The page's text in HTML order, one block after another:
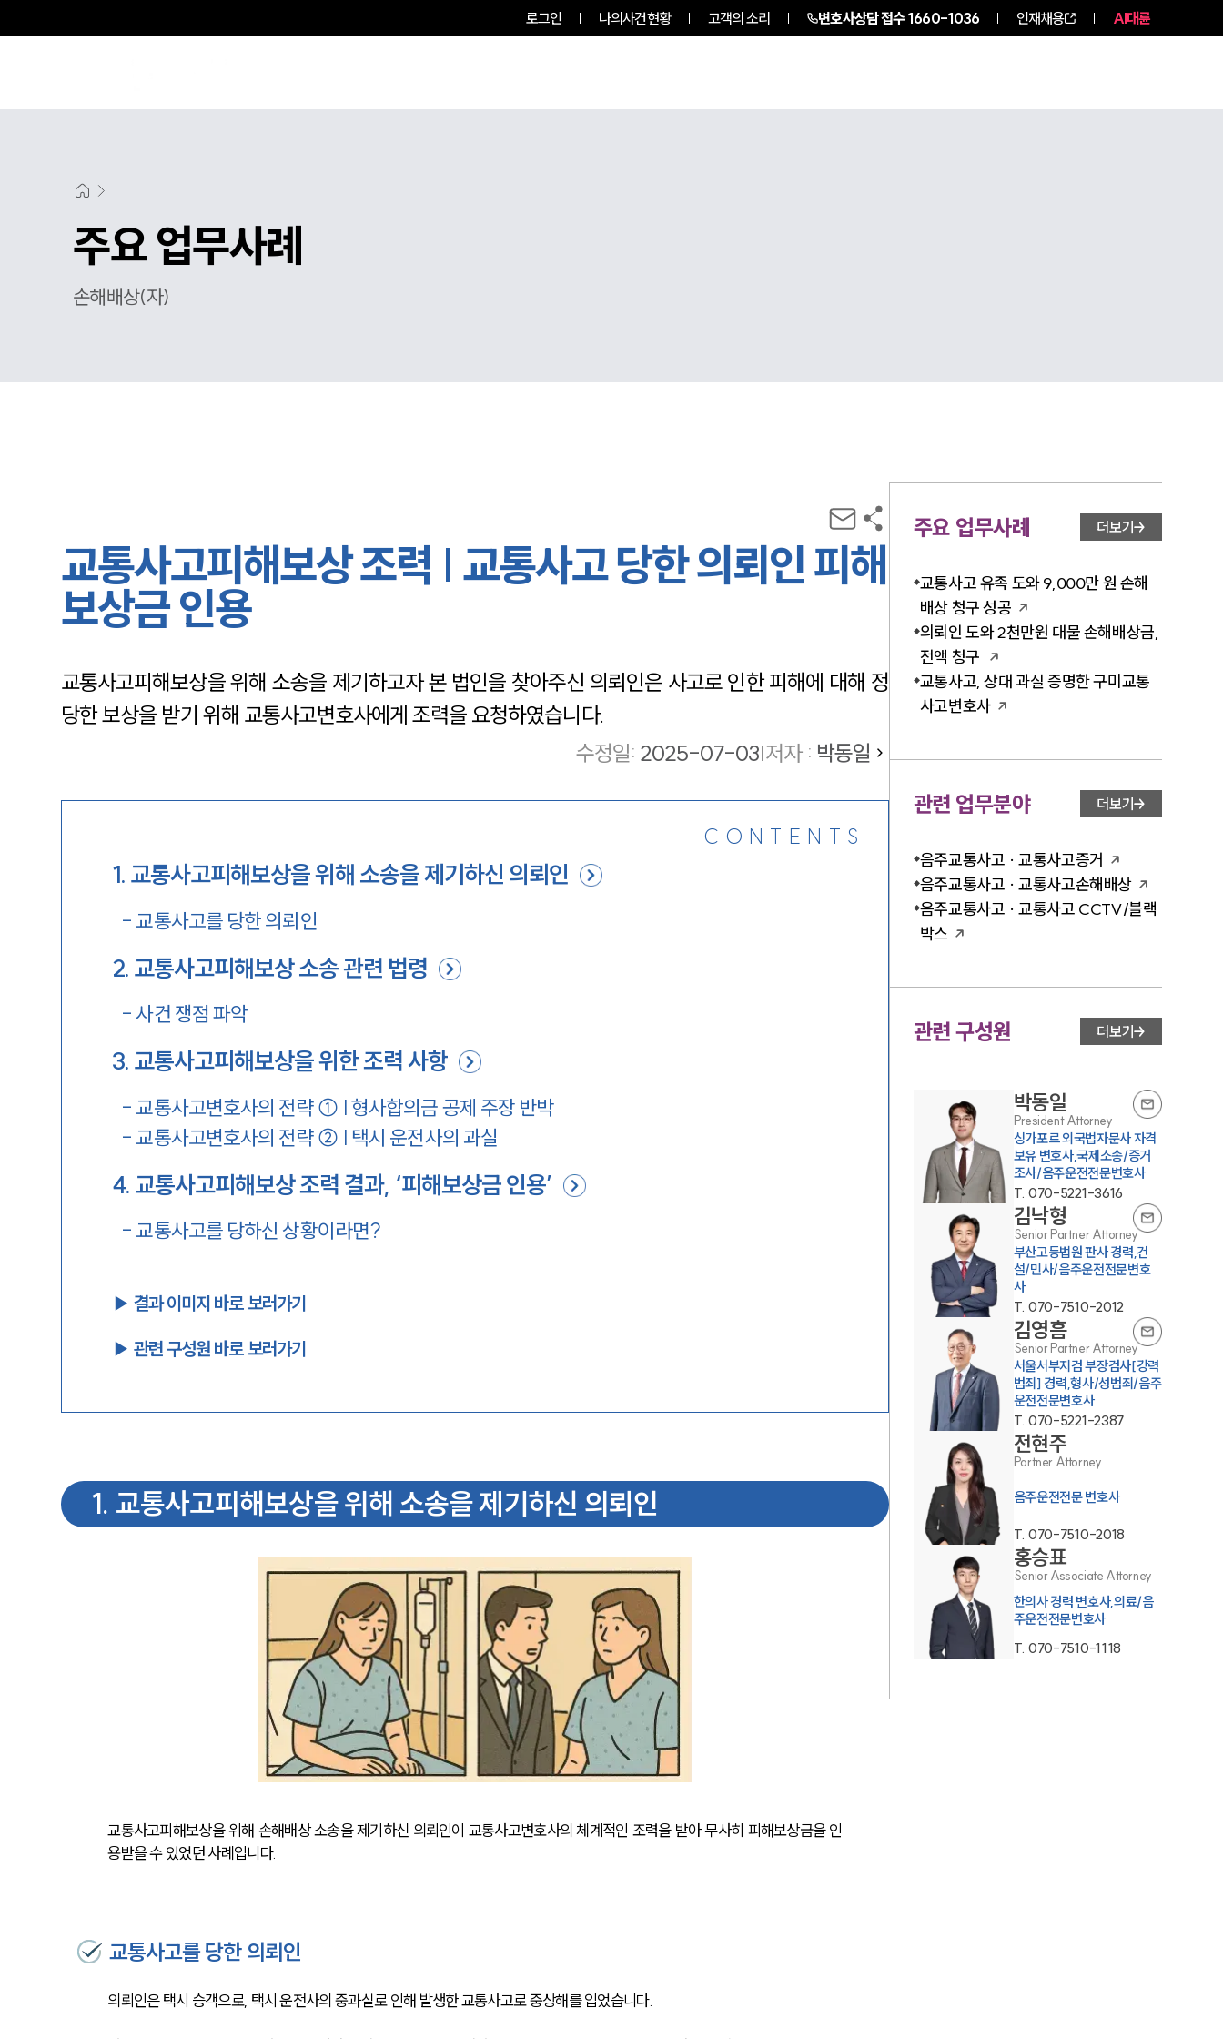
로그인 나의사건현황 고객의 소리 변호사상담 접수1660-1036 인재채용 AI대륜
팀소개
팀소개
대륜의 강점
오시는 길
글로벌 파트너 로펌
고객의 소리
통합검색
AI대륜
주요 업무사례
손해배상(자)
교통사고피해보상 조력 | 교통사고 당한 의뢰인 피해
보상금 인용
교통사고피해보상을 위해 소송을 제기하고자 본 법인을 찾아주신 의뢰인은 사고로 인한 피해에 대해 정
당한 보상을 받기 위해 교통사고변호사에게 조력을 요청하였습니다.
수정일: 2025-07-03|저자 : 박동일
CONTENTS
1. 교통사고피해보상을 위해 소송을 제기하신 의뢰인
-교통사고를 당한 의뢰인
2. 교통사고피해보상 소송 관련 법령
-사건 쟁점 파악
3. 교통사고피해보상을 위한 조력 사항
-교통사고변호사의 전략 ① | 형사합의금 공제 주장 반박
-교통사고변호사의 전략 ② | 택시 운전사의 과실
4. 교통사고피해보상 조력 결과, ‘피해보상금 인용’
-교통사고를 당하신 상황이라면?
▶︎ 결과 이미지 바로 보러가기
▶︎ 관련 구성원 바로 보러가기
1. 교통사고피해보상을 위해 소송을 제기하신 의뢰인
교통사고피해보상을 위해 손해배상 소송을 제기하신 의뢰인이 교통사고변호사의 체계적인 조력을 받아 무사히 피해보상금을 인
용받을 수 있었던 사례입니다.
교통사고를 당한 의뢰인
의뢰인은 택시 승객으로, 택시 운전사의 중과실로 인해 발생한 교통사고로 중상해를 입었습니다.
주요 업무사례 더보기
교통사고 유족 도와 9,000만 원 손해
배상 청구 성공
의뢰인 도와 2천만원 대물 손해배상금,
전액 청구
교통사고, 상대 과실 증명한 구미교통
사고변호사
관련 업무분야 더보기
음주교통사고 · 교통사고증거
음주교통사고 · 교통사고손해배상
음주교통사고 · 교통사고 CCTV/블랙
박스
관련 구성원 더보기
박동일
President Attorney
싱가포르 외국법자문사 자격
보유 변호사,국제소송/증거
조사/음주운전전문변호사
T. 070-5221-3616
김낙형
Senior Partner Attorney
부산고등법원 판사 경력,건
설/민사/음주운전전문변호
사
T. 070-7510-2012
김영흠
Senior Partner Attorney
서울서부지검 부장검사[강력
범죄] 경력,형사/성범죄/음주
운전전문변호사
T. 070-5221-2387
전현주
Partner Attorney
음주운전전문 변호사
T. 070-7510-2018
홍승표
Senior Associate Attorney
한의사 경력 변호사,의료/음
주운전전문변호사
T. 070-7510-1118